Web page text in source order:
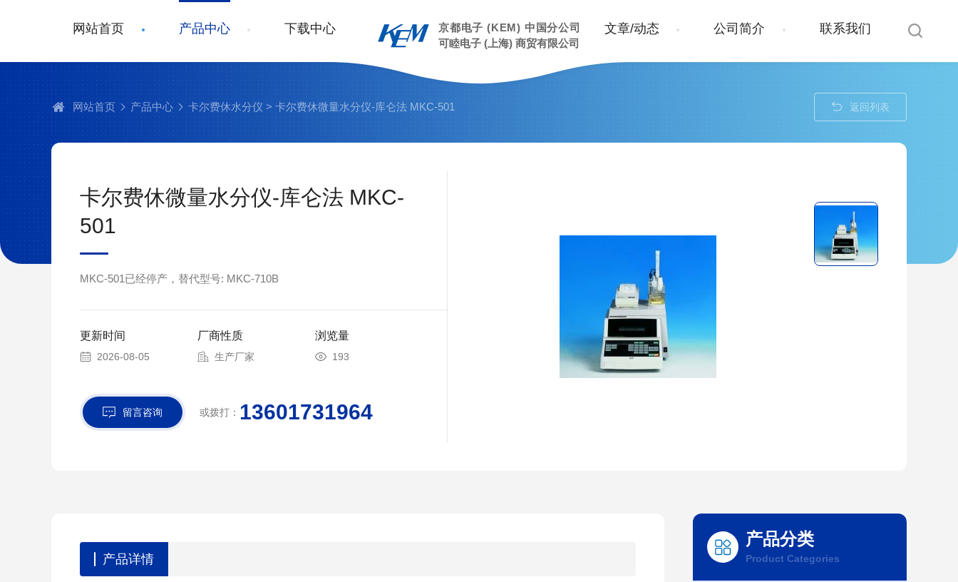
京都电子 (KEM) 中国分公司
可睦电子 (上海) 商贸有限公司
网站首页 产品中心 下载中心 文章/动态 公司简介 联系我们
网站首页 产品中心 卡尔费休水分仪 > 卡尔费休微量水分仪-库仑法 MKC-501 返回列表
卡尔费休微量水分仪-库仑法 MKC-
501
MKC-501已经停产，替代型号: MKC-710B
更新时间
2026-08-05
厂商性质
生产厂家
浏览量
193
留言咨询 或拨打： 13601731964
产品分类
Product Categories
产品详情